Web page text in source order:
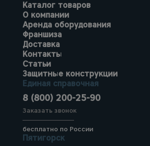
Каталог товаров
О компании
Аренда оборудования
Франшиза
Доставка
Контакты
Статьи
Защитные конструкции
Единая справочная
8 (800) 200-25-90
Заказать звонок
бесплатно по России
Пятигорск